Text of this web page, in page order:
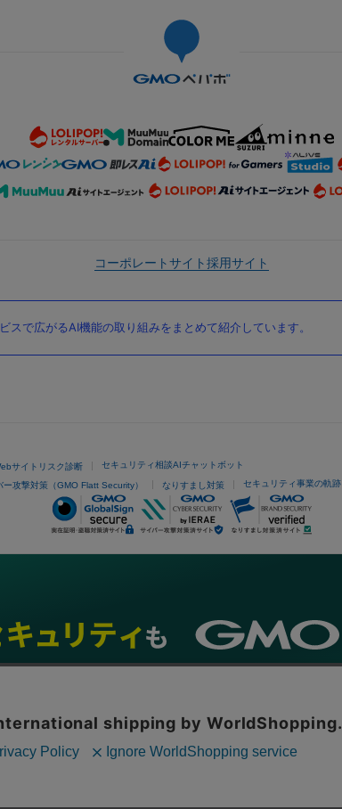
コーポレートサイト採用サイト
で広がるAI機能の取り組みをまとめて紹介しています。
サイトリスク診断 セキュリティ相談AIチャットボット
ー攻撃対策（GMO Flatt Security） なりすまし対策 セキュリティ事業の軌跡